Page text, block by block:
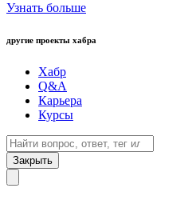
Узнать больше
другие проекты хабра
Хабр
Q&A
Карьера
Курсы
Закрыть